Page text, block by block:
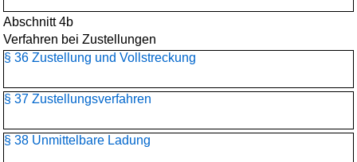
Abschnitt 4b
Verfahren bei Zustellungen
§ 36 Zustellung und Vollstreckung
§ 37 Zustellungsverfahren
§ 38 Unmittelbare Ladung